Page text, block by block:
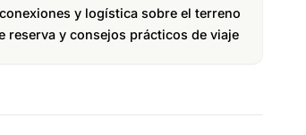
y logística sobre el terreno
reserva y consejos prácticos de viaje